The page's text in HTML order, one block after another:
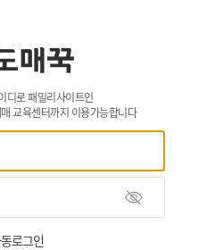
디로 패밀리사이트인
교육센터까지 이용가능합니다
로그인